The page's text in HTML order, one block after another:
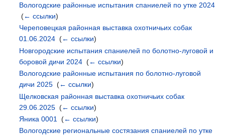
Вологодские районные испытания спаниелей по утке 2024
‎(← ссылки)
Череповецкая районная выставка охотничьих собак
01.06.2024 ‎(← ссылки)
Новгородские испытания спаниелей по болотно-луговой и
боровой дичи 2024 ‎(← ссылки)
Вологодские районные испытания по болотно-луговой
дичи 2025 ‎(← ссылки)
Щелковская районная выставка охотничьих собак
29.06.2025 ‎(← ссылки)
Яника 0001
‎(← ссылки)
Вологодские региональные состязания спаниелей по утке